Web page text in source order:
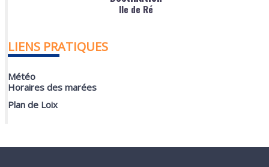
Ile de Ré
LIENS PRATIQUES
Météo
Horaires des marées
Plan de Loix